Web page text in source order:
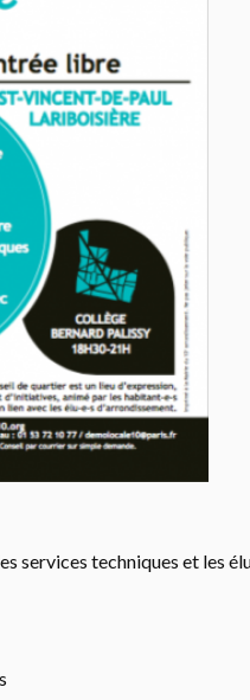
services techniques et les